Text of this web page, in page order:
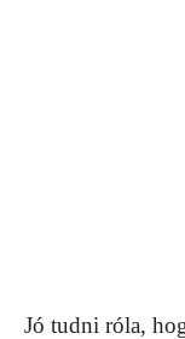
Jó tudni róla,